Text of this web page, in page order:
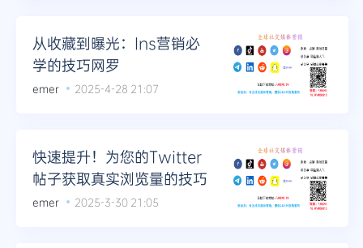
从收藏到曝光：Ins营销必
学的技巧网罗
emer 2025-4-28 21:07
快速提升！为您的Twitter
帖子获取真实浏览量的技巧
emer 2025-3-30 21:05